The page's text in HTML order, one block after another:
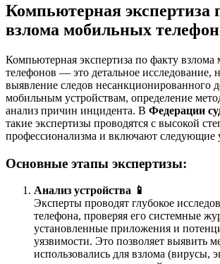
Компьютерная экспертиза
взлома мобильных
Компьютерная экспертиза по факту
телефонов — это детальное исследование,
выявление следов несанкционированного
мобильным устройствам, определение
анализ причин инцидента. В Федерации
такие экспертизы проводятся с высокой
профессионализма и включают следующие
Основные этапы экспертизы:
Анализ устройства 📱
Эксперты проводят глубокое
телефона, проверяя его системные
установленные приложения и
уязвимости. Это позволяет выявить
использовались для взлома (вирусы,